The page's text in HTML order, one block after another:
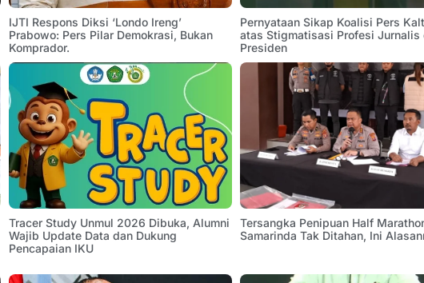
IJTI Respons Diksi ‘Londo Ireng’
Prabowo: Pers Pilar Demokrasi, Bukan
Komprador.
Pernyataan Sikap Koalisi Pers
atas Stigmatisasi Profesi Jurnalis
Presiden
Tracer Study Unmul 2026 Dibuka, Alumni
Wajib Update Data dan Dukung
Pencapaian IKU
Tersangka Penipuan Half
Samarinda Tak Ditahan, Ini